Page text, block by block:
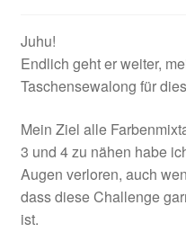
Juhu!
Endlich geht er weiter,
Taschensewalong für
Mein Ziel alle
3 und 4 zu nähen habe
Augen verloren, auch
dass diese Challenge
ist.